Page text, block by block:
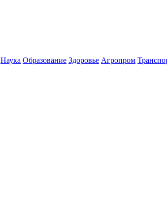
Наука Образование Здоровье Агропром